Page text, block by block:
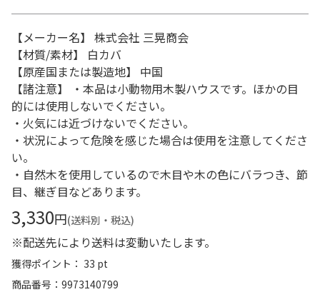
【メーカー名】 株式会社 三晃商会
【材質/素材】 白カバ
【原産国または製造地】 中国
【諸注意】 ・本品は小動物用木製ハウスです。ほかの目
的には使用しないでください。
・火気には近づけないでください。
・状況によって危険を感じた場合は使用を注意してくださ
い。
・自然木を使用しているので木目や木の色にバラつき、節
目、継ぎ目などあります。
3,330円(送料別・税込)
※配送先により送料は変動いたします。
獲得ポイント： 33 pt
商品番号
9973140799